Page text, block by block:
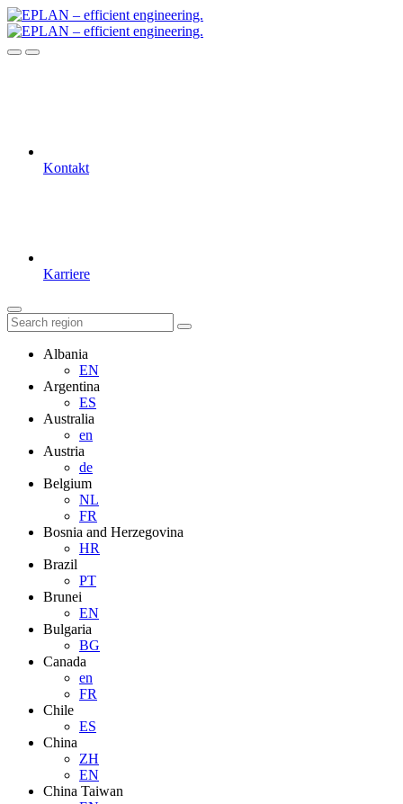
Kontakt
Karriere
Albania
EN
Argentina
ES
Australia
en
Austria
de
Belgium
NL
FR
Bosnia and Herzegovina
HR
Brazil
PT
Brunei
EN
Bulgaria
BG
Canada
en
FR
Chile
ES
China
ZH
EN
China Taiwan